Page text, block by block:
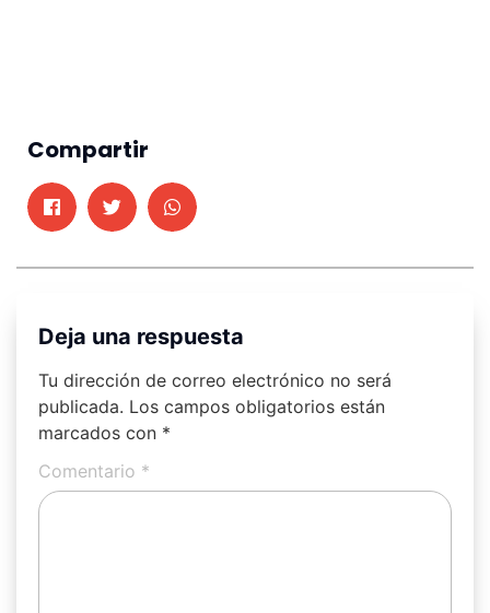
Compartir
Deja una respuesta
Tu dirección de correo electrónico no será
publicada. Los campos obligatorios están
marcados con *
Comentario *